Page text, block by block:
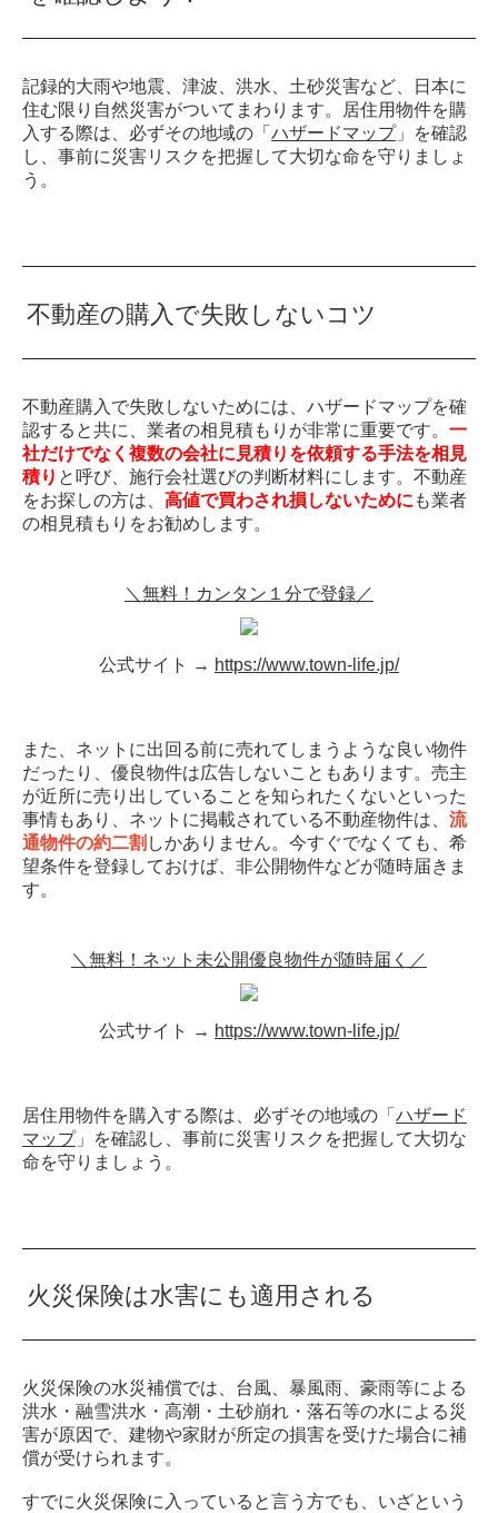
記録的大雨や地震、津波、洪水、土砂災害など、日本に
住む限り自然災害がついてまわります。居住用物件を購
入する際は、必ずその地域の「 ハザードマップ」を確認
し、事前に災害リスクを把握して大切な命を守りましょ
う。
不動産の購入で失敗しないコツ
不動産購入で失敗しないためには、ハザードマップを確
認すると共に、業者の相見積もりが非常に重要です。 一
社だけでなく複数の会社に見積りを依頼する手法を相見
積り と呼び、施行会社選びの判断材料にします。不動産
をお探しの方は、 高値で買わされ損しないために も業者
の相見積もりをお勧めします。
＼無料！カンタン１分で登録／
公式サイト → https://www.town-life.jp/
また、ネットに出回る前に売れてしまうような良い物件
だったり、優良物件は広告しないこともあります。売主
が近所に売り出していることを知られたくないといった
事情もあり、ネットに掲載されている不動産物件は、 流
通物件の約二割 しかありません。今すぐでなくても、希
望条件を登録しておけば、非公開物件などが随時届きま
す。
＼無料！ネット未公開優良物件が随時届く／
公式サイト → https://www.town-life.jp/
居住用物件を購入する際は、必ずその地域の「 ハザード
マップ」を確認し、事前に災害リスクを把握して大切な
命を守りましょう。
火災保険は水害にも適用される
火災保険の水災補償では、台風、暴風雨、豪雨等による
洪水・融雪洪水・高潮・土砂崩れ・落石等の水による災
害が原因で、建物や家財が所定の損害を受けた場合に補
償が受けられます。
すでに火災保険に入っていると言う方でも、いざという